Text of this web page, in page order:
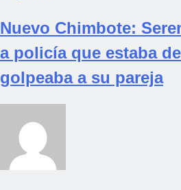
Nuevo Chimbote:
a policía que estaba
golpeaba a su pareja